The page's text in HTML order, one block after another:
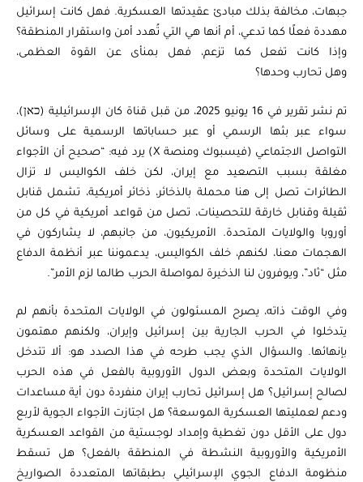
جبهات، مخالفة بذلك مبادئ عقيدتها العسكرية. فهل كانت إسرائيل
مهددة فعلًا كما تدعي، أم أنها هي التي تُهدد أمن واستقرار المنطقة؟
وإذا كانت تفعل كما تزعم، فهل بمنأى عن القوة العظمى،
وهل تحارب وحدها؟
تم نشر تقرير في 16 يونيو 2025، من قبل قناة كان الإسرائيلية (כאן)،
سواء عبر بثها الرسمي أو عبر حساباتها الرسمية على وسائل
التواصل الاجتماعي (فيسبوك ومنصة X) يرد فيه: “صحيح أن الأجواء
مغلقة بسبب التصعيد مع إيران، لكن خلف الكواليس لا تزال
الطائرات تصل إلى هنا محملة بالذخائر، ذخائر أمريكية، تشمل قنابل
ثقيلة وقنابل خارقة للتحصينات، تصل من قواعد أمريكية في كل من
أوروبا والولايات المتحدة. الأمريكيون، من جانبهم، لا يشاركون في
الهجمات معنا، لكنهم، خلف الكواليس، يدعموننا عبر أنظمة الدفاع
مثل “ثاد”، ويوفرون لنا الذخيرة لمواصلة الحرب طالما لزم الأمر”.
وفي الوقت ذاته، يصرح المسئولون في الولايات المتحدة بأنهم لم
يتدخلوا في الحرب الجارية بين إسرائيل وإيران، ولكنهم مهتمون
بإنهائها. والسؤال الذي يجب طرحه في هذا الصدد هو: ألا تتدخل
الولايات المتحدة وبعض الدول الأوروبية بالفعل في هذه الحرب
لصالح إسرائيل؟ هل إسرائيل تحارب إيران منفردة دون أية مساعدات
ودعم لعمليتها العسكرية الموسعة؟ هل اجتازت الأجواء الجوية لأربع
دول على الأقل دون تغطية وإمداد لوجستية من القواعد العسكرية
الأمريكية والأوروبية النشطة في المنطقة بالفعل؟ هل تسقط
منظومة الدفاع الجوي الإسرائيلي بطبقاتها المتعددة الصواريخ